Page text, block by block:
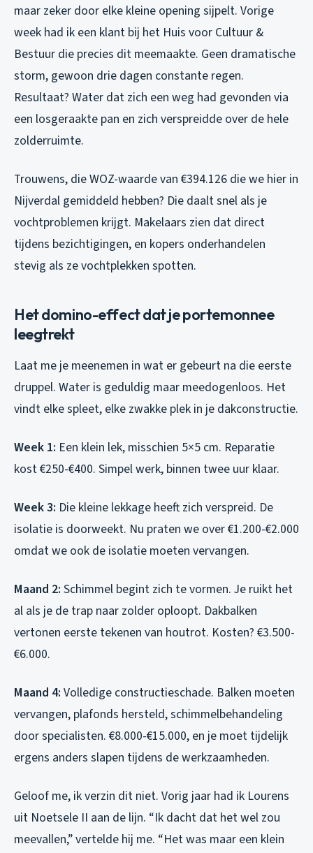
maar zeker door elke kleine opening sijpelt. Vorige
week had ik een klant bij het Huis voor Cultuur &
Bestuur die precies dit meemaakte. Geen dramatische
storm, gewoon drie dagen constante regen.
Resultaat? Water dat zich een weg had gevonden via
een losgeraakte pan en zich verspreidde over de hele
zolderruimte.
Trouwens, die WOZ-waarde van €394.126 die we hier in
Nijverdal gemiddeld hebben? Die daalt snel als je
vochtproblemen krijgt. Makelaars zien dat direct
tijdens bezichtigingen, en kopers onderhandelen
stevig als ze vochtplekken spotten.
Het domino-effect dat je portemonnee
leegtrekt
Laat me je meenemen in wat er gebeurt na die eerste
druppel. Water is geduldig maar meedogenloos. Het
vindt elke spleet, elke zwakke plek in je dakconstructie.
Week 1: Een klein lek, misschien 5×5 cm. Reparatie
kost €250-€400. Simpel werk, binnen twee uur klaar.
Week 3: Die kleine lekkage heeft zich verspreid. De
isolatie is doorweekt. Nu praten we over €1.200-€2.000
omdat we ook de isolatie moeten vervangen.
Maand 2: Schimmel begint zich te vormen. Je ruikt het
al als je de trap naar zolder oploopt. Dakbalken
vertonen eerste tekenen van houtrot. Kosten? €3.500-
€6.000.
Maand 4: Volledige constructieschade. Balken moeten
vervangen, plafonds hersteld, schimmelbehandeling
door specialisten. €8.000-€15.000, en je moet tijdelijk
ergens anders slapen tijdens de werkzaamheden.
Geloof me, ik verzin dit niet. Vorig jaar had ik Lourens
uit Noetsele II aan de lijn. “Ik dacht dat het wel zou
meevallen,” vertelde hij me. “Het was maar een klein